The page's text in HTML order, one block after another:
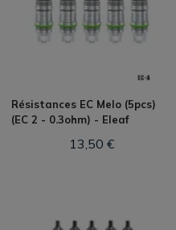
Résistances EC Melo (5pcs)
(EC 2 - 0.3ohm) - Eleaf
13,50 €